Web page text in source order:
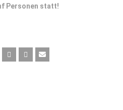
Personen statt!